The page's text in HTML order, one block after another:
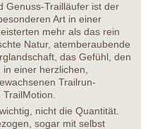
Genuss-Trailläufer ist der
Art in einer
mehr als das rein
Natur, atemberaubende
das Gefühl, den
einer herzlichen,
Trailrun-
nicht die Quantität.
sogar mit selbst